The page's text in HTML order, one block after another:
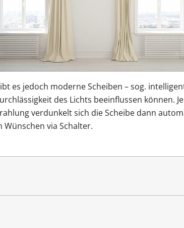
es jedoch moderne Scheiben – sog.
des Lichts beeinflussen können.
verdunkelt sich die Scheibe dann
Wünschen via Schalter.